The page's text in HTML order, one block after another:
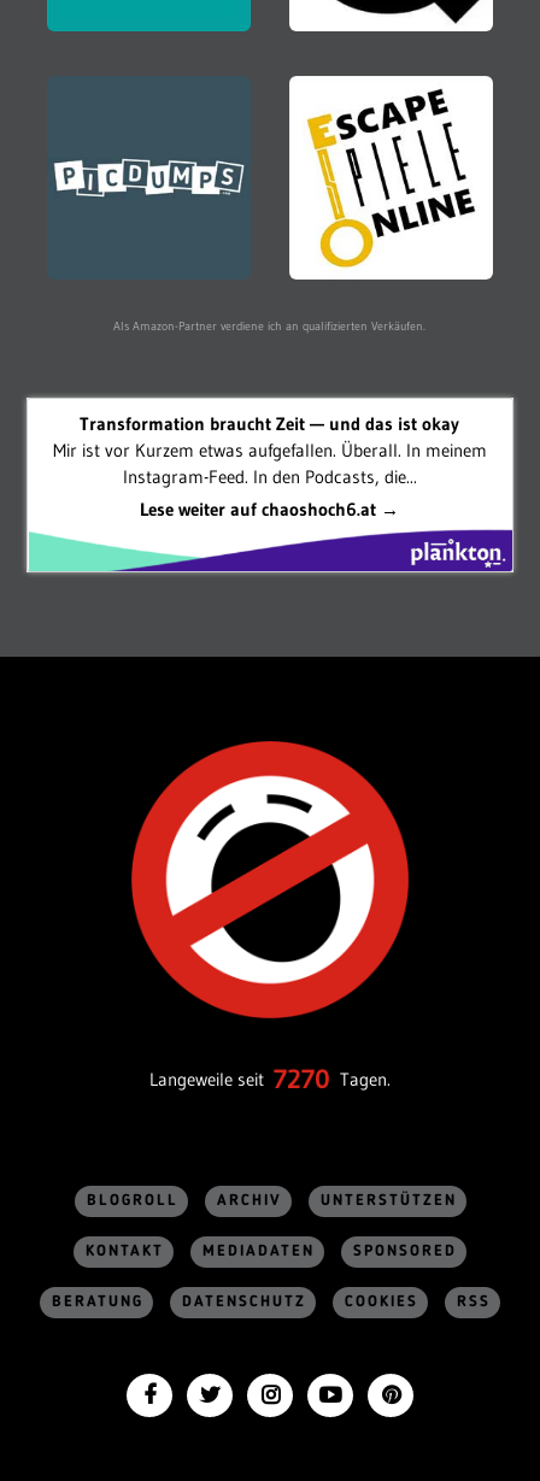
Als Amazon-Partner verdiene ich an qualifizierten Verkäufen.
Transformation braucht Zeit — und das ist okay
Mir ist vor Kurzem etwas aufgefallen. Überall. In meinem
Instagram-Feed. In den Podcasts, die...
Lese weiter auf chaoshoch6.at →
Langeweile seit 7270 Tagen.
BLOGROLL ARCHIV UNTERSTÜTZEN
KONTAKT MEDIADATEN SPONSORED
BERATUNG DATENSCHUTZ COOKIES RSS